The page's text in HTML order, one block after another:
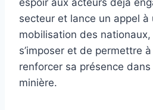
secteur et lance un appel à
mobilisation des
s’imposer et de permettre
renforcer sa présence dans
minière.